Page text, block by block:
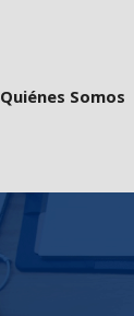
Quiénes Somo